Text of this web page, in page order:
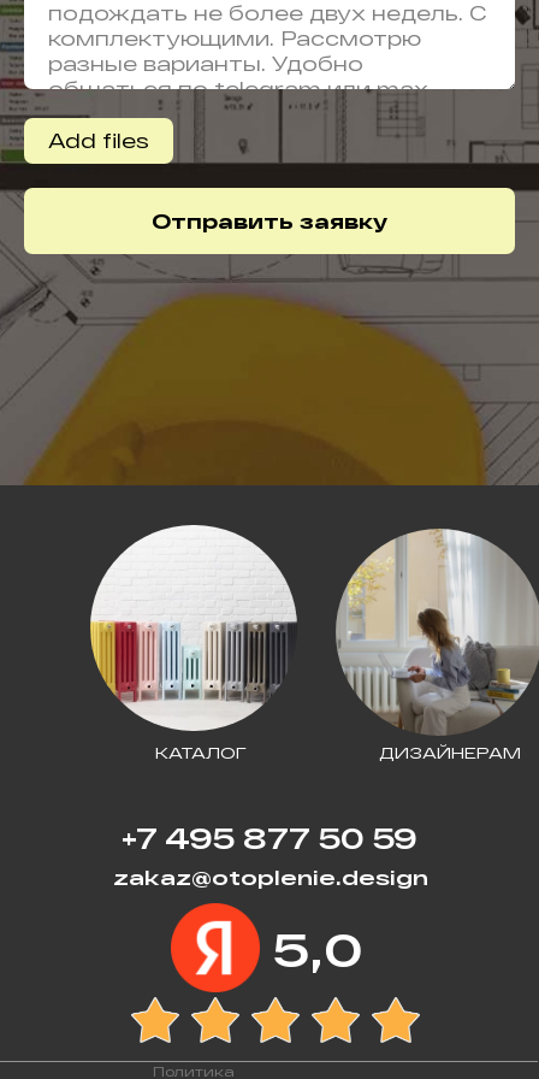
Add files
Отправить заявку
КАТАЛОГ ДИЗАЙНЕРАМ
+7 495 877 50 59
Политика
zakaz@otoplenie.design
5,0